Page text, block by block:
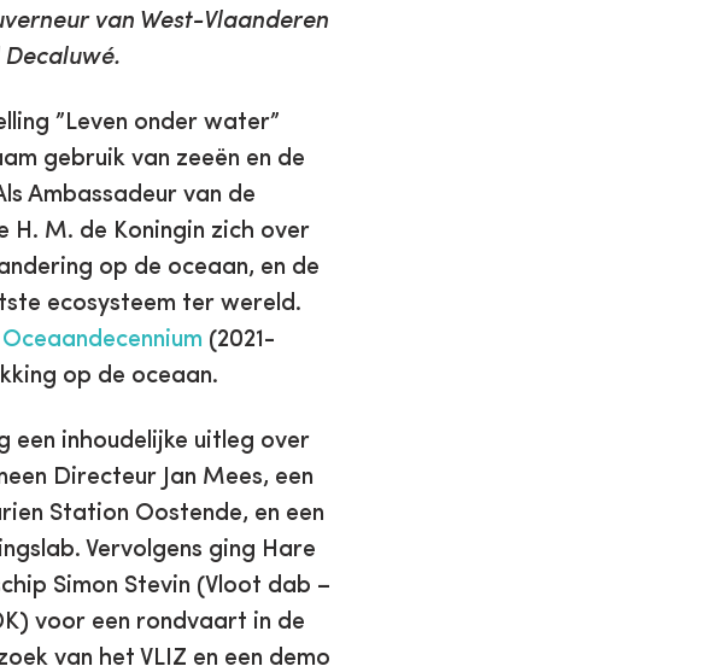
van West-Vlaanderen
”Leven onder water”
gebruik van zeeën en de
Ambassadeur van de
H. M. de Koningin zich over
op de oceaan, en de
ecosysteem ter wereld.
Oceaandecennium (2021-
op de oceaan.
een inhoudelijke uitleg over
Directeur Jan Mees, een
Station Oostende, en een
Vervolgens ging Hare
Simon Stevin (Vloot dab –
voor een rondvaart in de
van het VLIZ en een demo